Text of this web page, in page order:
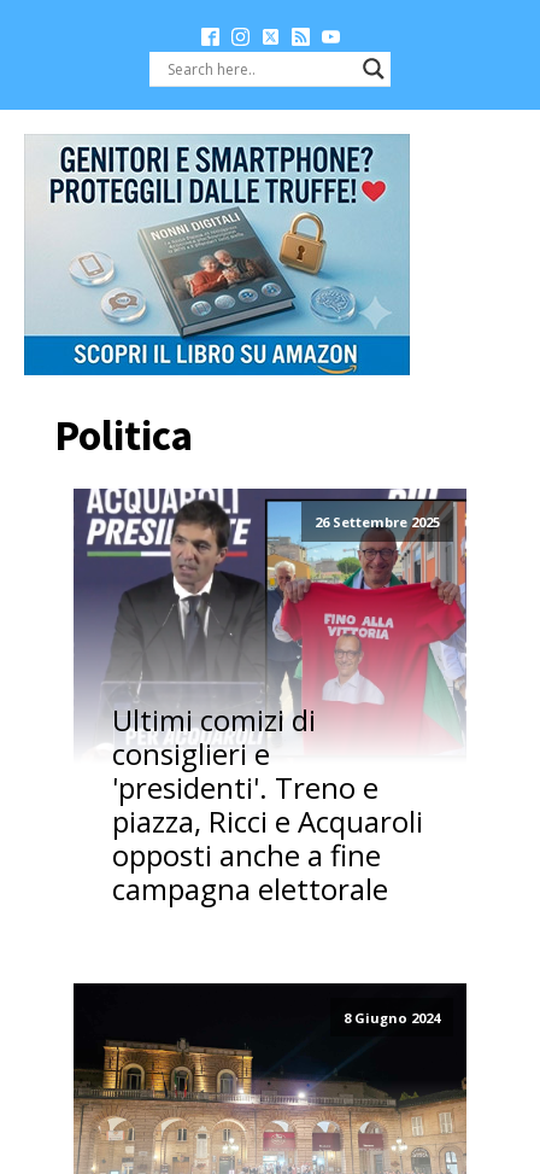
Politica
26 Settembre 2025
Ultimi comizi di
consiglieri e
'presidenti'. Treno e
piazza, Ricci e Acquaroli
opposti anche a fine
campagna elettorale
8 Giugno 2024